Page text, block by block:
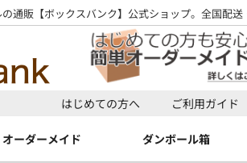
通販【ボックスバンク】公式ショップ。全国配
はじめての方へ ご利用ガイド
オーダーメイド ダンボール箱